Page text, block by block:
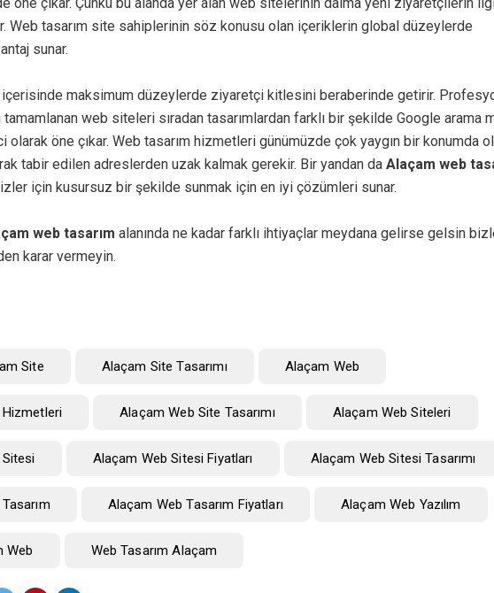
öne çıkar. Çünkü bu alanda yer alan web sitelerinin daima yeni ziyaretçilerin
Web tasarım site sahiplerinin söz konusu olan içeriklerin global düzeylerde
sunar.
maksimum düzeylerde ziyaretçi kitlesini beraberinde getirir.
tamamlanan web siteleri sıradan tasarımlardan farklı bir şekilde Google arama
olarak öne çıkar. Web tasarım hizmetleri günümüzde çok yaygın bir konumda
tabir edilen adreslerden uzak kalmak gerekir. Bir yandan da Alaçam web
için kusursuz bir şekilde sunmak için en iyi çözümleri sunar.
web tasarım alanında ne kadar farklı ihtiyaçlar meydana gelirse gelsin
karar vermeyin.
Site Alaçam Site Tasarımı Alaçam Web
Alaçam Web Site Tasarımı Alaçam Web Siteleri
Alaçam Web Sitesi Fiyatları Alaçam Web Sitesi Tasarımı
Alaçam Web Tasarım Fiyatları Alaçam Web Yazılım
Web Web Tasarım Alaçam